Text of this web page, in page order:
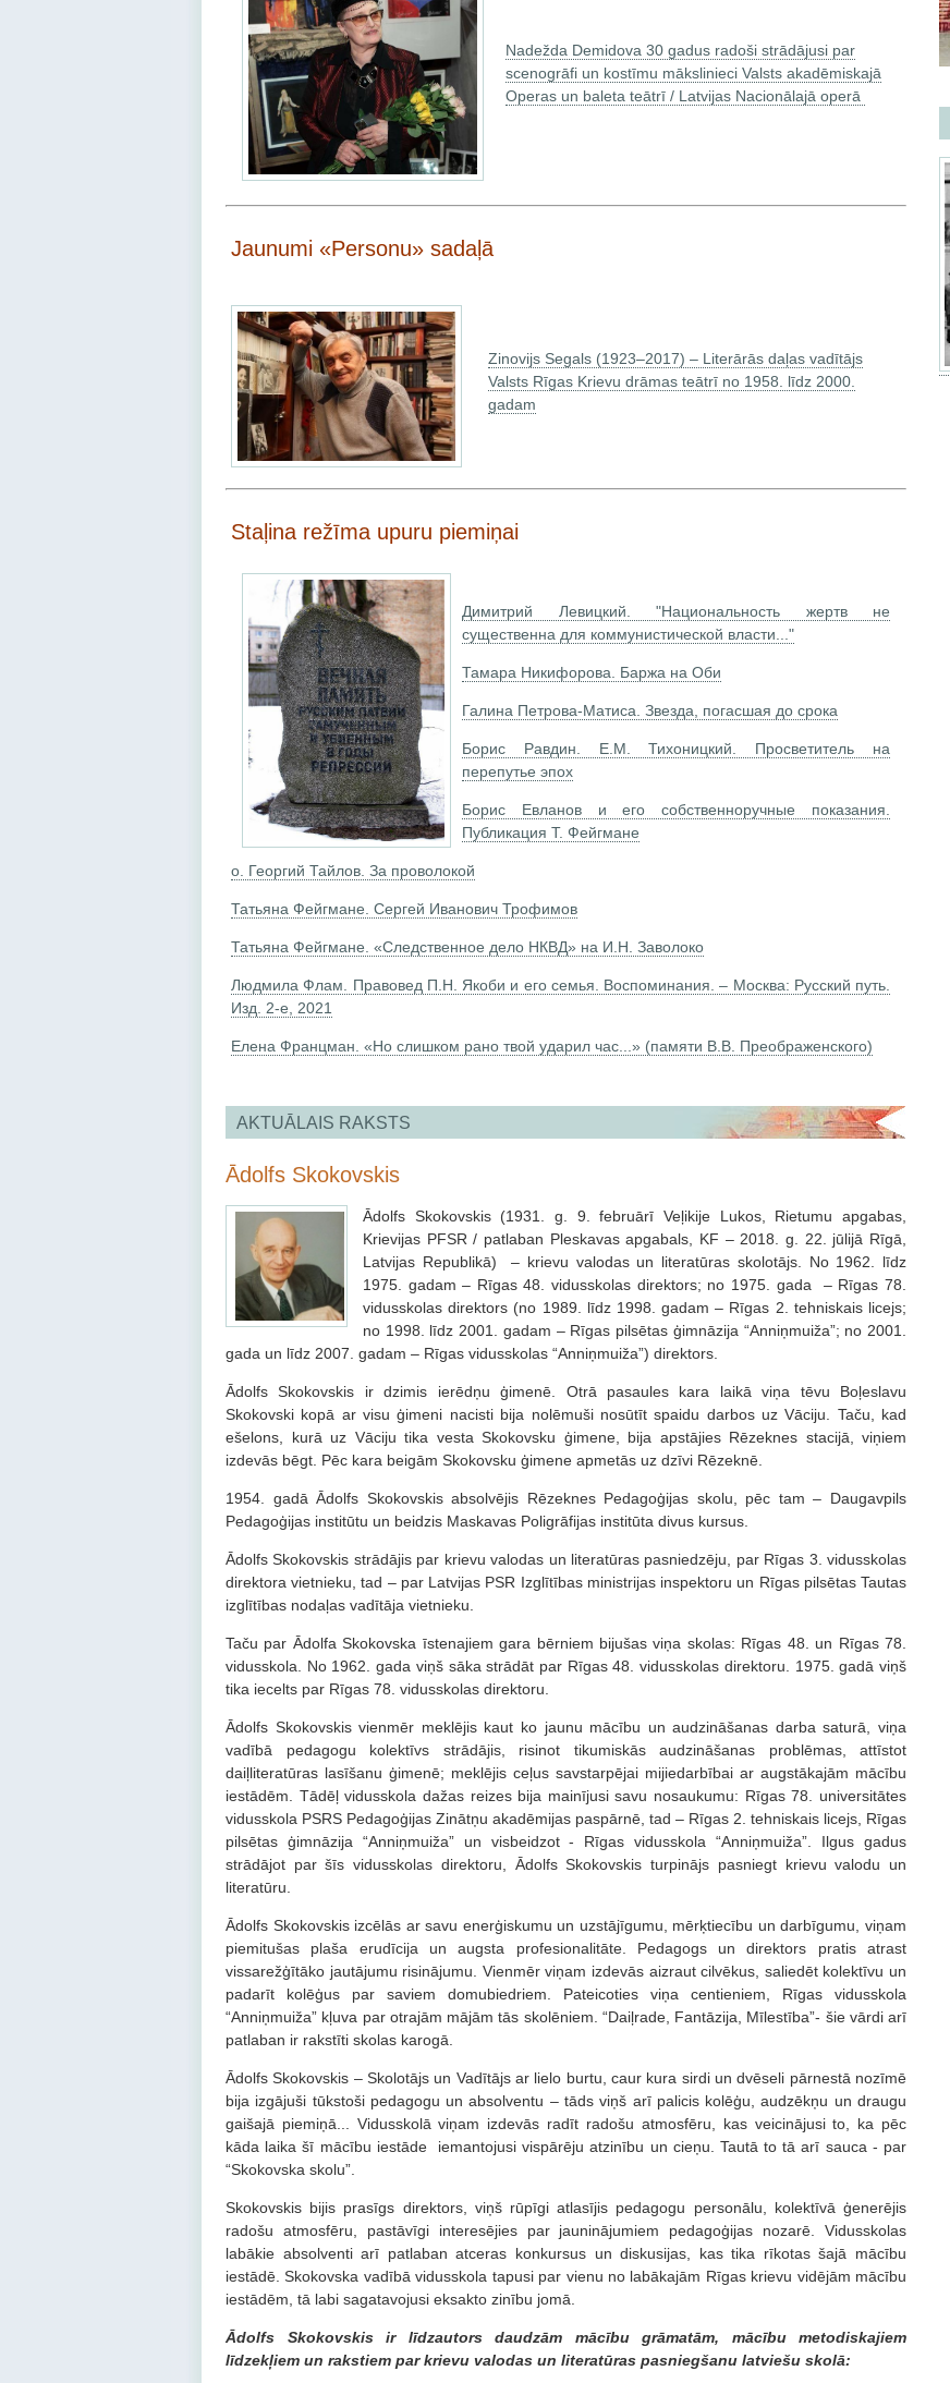
Nadežda Demidova 30 gadus radoši strādājusi par
scenogrāfi un kostīmu mākslinieci Valsts akadēmiskajā
Operas un baleta teātrī / Latvijas Nacionālajā operā
Jaunumi «Personu» sadaļā
Zinovijs Segals (1923–2017) – Literārās daļas vadītājs
Valsts Rīgas Krievu drāmas teātrī no 1958. līdz 2000.
gadam
Staļina režīma upuru piemiņai
Димитрий Левицкий. "Национальность жертв не
существенна для коммунистической власти..."
Тамара Никифорова. Баржа на Оби
Галина Петрова-Матиса. Звезда, погасшая до срока
Борис Равдин. Е.М. Тихоницкий. Просветитель на
перепутье эпох
Борис Евланов и его собственноручные показания.
Публикация Т. Фейгмане
о. Георгий Тайлов. За проволокой
Татьяна Фейгмане. Сергей Иванович Трофимов
Татьяна Фейгмане. «Следственное дело НКВД» на И.Н. Заволоко
Людмила Флам. Правовед П.Н. Якоби и его семья. Воспоминания. – Москва: Русский путь.
Изд. 2-е, 2021
Елена Францман. «Но слишком рано твой ударил час...» (памяти В.В. Преображенского)
AKTUĀLAIS RAKSTS
Ādolfs Skokovskis
Ādolfs Skokovskis (1931. g. 9. februārī Veļikije Lukos, Rietumu apgabas,
Krievijas PFSR / patlaban Pleskavas apgabals, KF – 2018. g. 22. jūlijā Rīgā,
Latvijas Republikā) – krievu valodas un literatūras skolotājs. No 1962. līdz
1975. gadam – Rīgas 48. vidusskolas direktors; no 1975. gada – Rīgas 78.
vidusskolas direktors (no 1989. līdz 1998. gadam – Rīgas 2. tehniskais licejs;
no 1998. līdz 2001. gadam – Rīgas pilsētas ģimnāzija “Anniņmuiža”; no 2001.
gada un līdz 2007. gadam – Rīgas vidusskolas “Anniņmuiža”) direktors.
Ādolfs Skokovskis ir dzimis ierēdņu ģimenē. Otrā pasaules kara laikā viņa tēvu Boļeslavu
Skokovski kopā ar visu ģimeni nacisti bija nolēmuši nosūtīt spaidu darbos uz Vāciju. Taču, kad
ešelons, kurā uz Vāciju tika vesta Skokovsku ģimene, bija apstājies Rēzeknes stacijā, viņiem
izdevās bēgt. Pēc kara beigām Skokovsku ģimene apmetās uz dzīvi Rēzeknē.
1954. gadā Ādolfs Skokovskis absolvējis Rēzeknes Pedagoģijas skolu, pēc tam – Daugavpils
Pedagoģijas institūtu un beidzis Maskavas Poligrāfijas institūta divus kursus.
Ādolfs Skokovskis strādājis par krievu valodas un literatūras pasniedzēju, par Rīgas 3. vidusskolas
direktora vietnieku, tad – par Latvijas PSR Izglītības ministrijas inspektoru un Rīgas pilsētas Tautas
izglītības nodaļas vadītāja vietnieku.
Taču par Ādolfa Skokovska īstenajiem gara bērniem bijušas viņa skolas: Rīgas 48. un Rīgas 78.
vidusskola. No 1962. gada viņš sāka strādāt par Rīgas 48. vidusskolas direktoru. 1975. gadā viņš
tika iecelts par Rīgas 78. vidusskolas direktoru.
Ādolfs Skokovskis vienmēr meklējis kaut ko jaunu mācību un audzināšanas darba saturā, viņa
vadībā pedagogu kolektīvs strādājis, risinot tikumiskās audzināšanas problēmas, attīstot
daiļliteratūras lasīšanu ģimenē; meklējis ceļus savstarpējai mijiedarbībai ar augstākajām mācību
iestādēm. Tādēļ vidusskola dažas reizes bija mainījusi savu nosaukumu: Rīgas 78. universitātes
vidusskola PSRS Pedagoģijas Zinātņu akadēmijas paspārnē, tad – Rīgas 2. tehniskais licejs, Rīgas
pilsētas ģimnāzija “Anniņmuiža” un visbeidzot - Rīgas vidusskola “Anniņmuiža”. Ilgus gadus
strādājot par šīs vidusskolas direktoru, Ādolfs Skokovskis turpinājs pasniegt krievu valodu un
literatūru.
Ādolfs Skokovskis izcēlās ar savu enerģiskumu un uzstājīgumu, mērķtiecību un darbīgumu, viņam
piemitušas plaša erudīcija un augsta profesionalitāte. Pedagogs un direktors pratis atrast
vissarežģītāko jautājumu risinājumu. Vienmēr viņam izdevās aizraut cilvēkus, saliedēt kolektīvu un
padarīt kolēģus par saviem domubiedriem. Pateicoties viņa centieniem, Rīgas vidusskola
“Anniņmuiža” kļuva par otrajām mājām tās skolēniem. “Daiļrade, Fantāzija, Mīlestība”- šie vārdi arī
patlaban ir rakstīti skolas karogā.
Ādolfs Skokovskis – Skolotājs un Vadītājs ar lielo burtu, caur kura sirdi un dvēseli pārnestā nozīmē
bija izgājuši tūkstoši pedagogu un absolventu – tāds viņš arī palicis kolēģu, audzēkņu un draugu
gaišajā piemiņā... Vidusskolā viņam izdevās radīt radošu atmosfēru, kas veicinājusi to, ka pēc
kāda laika šī mācību iestāde iemantojusi vispārēju atzinību un cieņu. Tautā to tā arī sauca - par
“Skokovska skolu”.
Skokovskis bijis prasīgs direktors, viņš rūpīgi atlasījis pedagogu personālu, kolektīvā ģenerējis
radošu atmosfēru, pastāvīgi interesējies par jauninājumiem pedagoģijas nozarē. Vidusskolas
labākie absolventi arī patlaban atceras konkursus un diskusijas, kas tika rīkotas šajā mācību
iestādē. Skokovska vadībā vidusskola tapusi par vienu no labākajām Rīgas krievu vidējām mācību
iestādēm, tā labi sagatavojusi eksakto zinību jomā.
Ādolfs Skokovskis
ir līdzautors daudzām mācību grāmatām, mācību metodiskajiem
līdzekļiem un rakstiem par krievu valodas un literatūras pasniegšanu latviešu skolā: